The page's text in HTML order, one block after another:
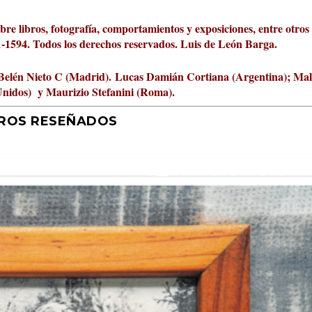
2026 al Fomento de la Le...
Premios,Periodismo | 0 |
Cultural Turia, númer...
pasos al día? Lo que d...
disfrutar más|0 |
felices|0 |
del mar de Sicil...
|
| 0 |
, Escrituras|0 |
de la novela ne...
|
libros, fotografía, comportamientos y exposiciones, entre otros
Todos los derechos reservados. Luis de León Barga.
Nieto C (Madrid). Lucas Damián Cortiana (Argentina);
y Maurizio Stefanini (Roma).
RESEÑADOS